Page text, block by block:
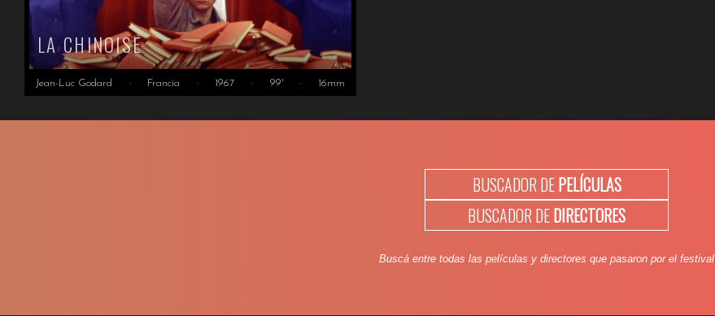
LA CHINOISE
Jean-Luc Godard · Francia · 1967 · 99' · 16mm
BUSCADOR DEPELÍCULAS
BUSCADOR DEDIRECTORES
Buscá entre todas las películas y directores que pasaron por el festival